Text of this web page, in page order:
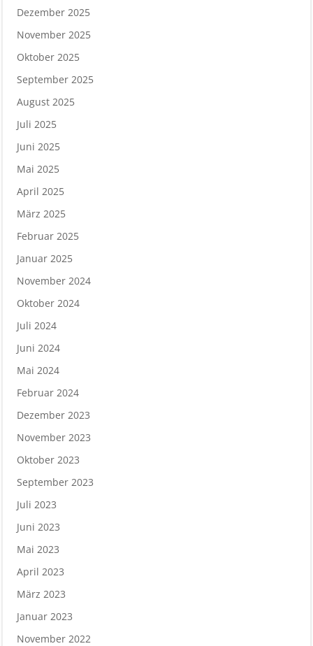
Dezember 2025
November 2025
Oktober 2025
September 2025
August 2025
Juli 2025
Juni 2025
Mai 2025
April 2025
März 2025
Februar 2025
Januar 2025
November 2024
Oktober 2024
Juli 2024
Juni 2024
Mai 2024
Februar 2024
Dezember 2023
November 2023
Oktober 2023
September 2023
Juli 2023
Juni 2023
Mai 2023
April 2023
März 2023
Januar 2023
November 2022